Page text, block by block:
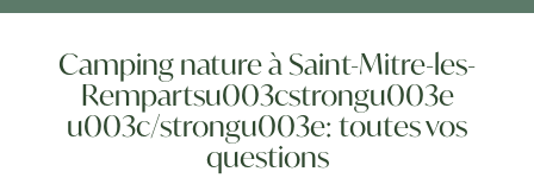
Camping nature à Saint-Mitre-les-
Rempartsu003cstrongu003e
u003c/strongu003e: toutes vos
questions